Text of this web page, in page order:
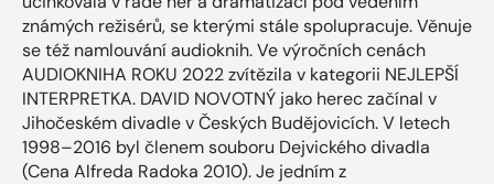
známých režisérů, se kterými stále spolupracuje. Věnuje
se též namlouvání audioknih. Ve výročních cenách
AUDIOKNIHA ROKU 2022 zvítězila v kategorii NEJLEPŠÍ
INTERPRETKA. DAVID NOVOTNÝ jako herec začínal v
Jihočeském divadle v Českých Budějovicích. V letech
1998–2016 byl členem souboru Dejvického divadla
(Cena Alfreda Radoka 2010). Je jedním z